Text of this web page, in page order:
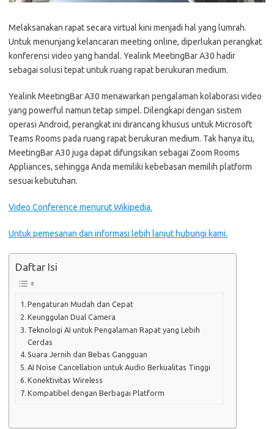
Melaksanakan rapat secara virtual kini menjadi hal yang lumrah.
Untuk menunjang kelancaran meeting online, diperlukan perangkat
konferensi video yang handal. Yealink MeetingBar A30 hadir
sebagai solusi tepat untuk ruang rapat berukuran medium.
Yealink MeetingBar A30 menawarkan pengalaman kolaborasi video
yang powerful namun tetap simpel. Dilengkapi dengan sistem
operasi Android, perangkat ini dirancang khusus untuk Microsoft
Teams Rooms pada ruang rapat berukuran medium. Tak hanya itu,
MeetingBar A30 juga dapat difungsikan sebagai Zoom Rooms
Appliances, sehingga Anda memiliki kebebasan memilih platform
sesuai kebutuhan.
Video Conference menurut Wikipedia.
Untuk pemesanan dan informasi lebih lanjut hubungi kami.
Daftar Isi
Pengaturan Mudah dan Cepat
Keunggulan Dual Camera
Teknologi AI untuk Pengalaman Rapat yang Lebih
Cerdas
Suara Jernih dan Bebas Gangguan
AI Noise Cancellation untuk Audio Berkualitas Tinggi
Konektivitas Wireless
Kompatibel dengan Berbagai Platform